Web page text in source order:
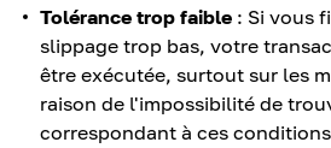
Tolérance trop faible : Si vous
slippage trop bas, votre
être exécutée, surtout sur les
raison de l'impossibilité de
correspondant à ces